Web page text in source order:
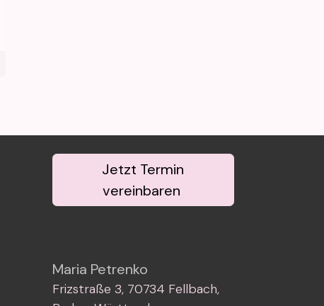
Jetzt Termin
vereinbaren
Maria Petrenko
Frizstraße 3, 70734 Fellbach,